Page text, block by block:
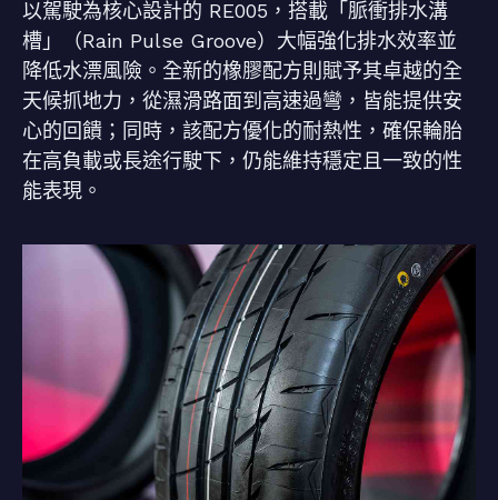
以駕駛為核心設計的 RE005，搭載「脈衝排水溝
槽」（Rain Pulse Groove）大幅強化排水效率並
降低水漂風險。全新的橡膠配方則賦予其卓越的全
天候抓地力，從濕滑路面到高速過彎，皆能提供安
心的回饋；同時，該配方優化的耐熱性，確保輪胎
在高負載或長途行駛下，仍能維持穩定且一致的性
能表現。